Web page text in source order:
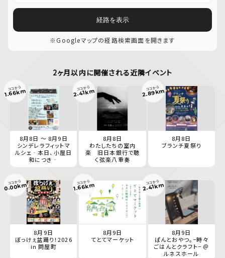
経路を表示
※Googleマップの経路検索画面を開きます
2ヶ月以内に開催される近隣イベント
8月8日 ～ 8月9日
シンデレラフィットマ
ルシェ‐本日、小屋日
和につき‐
ココから
1.66km
8月8日
わたしたちの室内
楽 旧日本銀行で聴
く弦楽八重奏
ココから
2.41km
8月8日
ブランチ夏祭り
ココから
2.89km
8月9日
ぼっけぇ盆踊り！2026
in 問屋町
ココから
0.00km
8月9日
てとてマーケット
ココから
1.66km
8月9日
ぱんとおやつ。−時々
ごはんとクラフト− ＠
ルネスホール
ココから
2.41km